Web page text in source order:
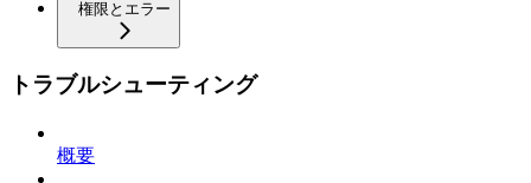
権限とエラー
トラブルシューティング
概要